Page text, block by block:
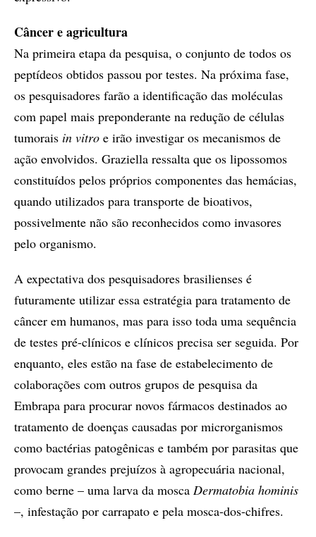
Câncer e agricultura
Na primeira etapa da pesquisa, o conjunto de todos os
peptídeos obtidos passou por testes. Na próxima fase,
os pesquisadores farão a identificação das moléculas
com papel mais preponderante na redução de células
tumorais in vitro e irão investigar os mecanismos de
ação envolvidos. Graziella ressalta que os lipossomos
constituídos pelos próprios componentes das hemácias,
quando utilizados para transporte de bioativos,
possivelmente não são reconhecidos como invasores
pelo organismo.
A expectativa dos pesquisadores brasilienses é
futuramente utilizar essa estratégia para tratamento de
câncer em humanos, mas para isso toda uma sequência
de testes pré-clínicos e clínicos precisa ser seguida. Por
enquanto, eles estão na fase de estabelecimento de
colaborações com outros grupos de pesquisa da
Embrapa para procurar novos fármacos destinados ao
tratamento de doenças causadas por microrganismos
como bactérias patogênicas e também por parasitas que
provocam grandes prejuízos à agropecuária nacional,
como berne – uma larva da mosca Dermatobia hominis
–, infestação por carrapato e pela mosca-dos-chifres.